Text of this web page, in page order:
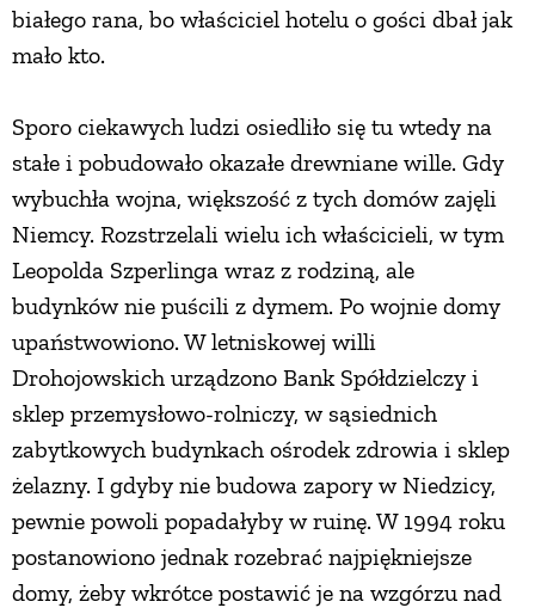
białego rana, bo właściciel hotelu o gości dbał jak
mało kto.
Sporo ciekawych ludzi osiedliło się tu wtedy na
stałe i pobudowało okazałe drewniane wille. Gdy
wybuchła wojna, większość z tych domów zajęli
Niemcy. Rozstrzelali wielu ich właścicieli, w tym
Leopolda Szperlinga wraz z rodziną, ale
budynków nie puścili z dymem. Po wojnie domy
upaństwowiono. W letniskowej willi
Drohojowskich urządzono Bank Spółdzielczy i
sklep przemysłowo-rolniczy, w sąsiednich
zabytkowych budynkach ośrodek zdrowia i sklep
żelazny. I gdyby nie budowa zapory w Niedzicy,
pewnie powoli popadałyby w ruinę. W 1994 roku
postanowiono jednak rozebrać najpiękniejsze
domy, żeby wkrótce postawić je na wzgórzu nad